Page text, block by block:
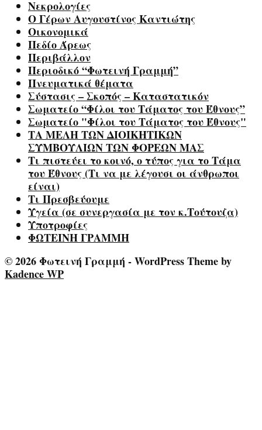
Νεκρολογίες
Ο Γέρων Αυγουστίνος Καντιώτης
Οικονομικά
Πεδίο Άρεως
Περιβάλλον
Περιοδικό “Φωτεινή Γραμμή”
Πνευματικά θέματα
Σύστασις – Σκοπός – Καταστατικόν
Σωματείο “Φίλοι του Τάματος του Έθνους”
Σωματείο "Φίλοι του Τάματος του Έθνους"
ΤΑ ΜΕΛΗ ΤΩΝ ΔΙΟΙΚΗΤΙΚΩΝ
ΣΥΜΒΟΥΛΙΩΝ ΤΩΝ ΦΟΡΕΩΝ ΜΑΣ
Τι πιστεύει το κοινό, ο τύπος για το Τάμα
του Έθνους (Τι να με λέγουσι οι άνθρωποι
είναι)
Τι Πρεσβεύουμε
Υγεία (σε συνεργασία με τον κ.Τούτουζα)
Υποτροφίες
ΦΩΤΕΙΝΗ ΓΡΑΜΜΗ
© 2026 Φωτεινή Γραμμή - WordPress Theme by
Kadence WP